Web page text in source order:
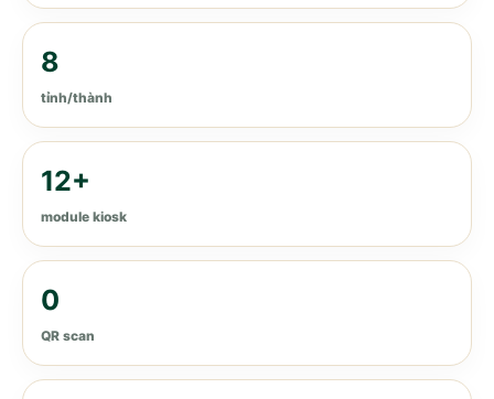
8
tỉnh/thành
12+
module kiosk
0
QR scan